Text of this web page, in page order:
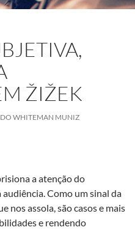
ŽIŽEK
WHITEMAN MUNIZ
a atenção do
Como um sinal da
nos assola, são casos e mais
e rendendo